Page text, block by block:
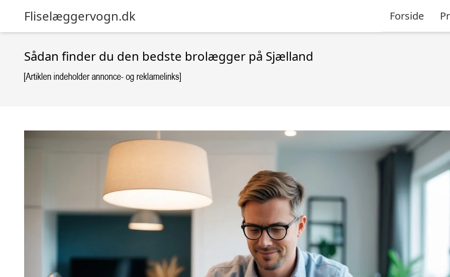
Fliselæggervogn.dk Forside
Sådan finder du den bedste brolægger på Sjælland